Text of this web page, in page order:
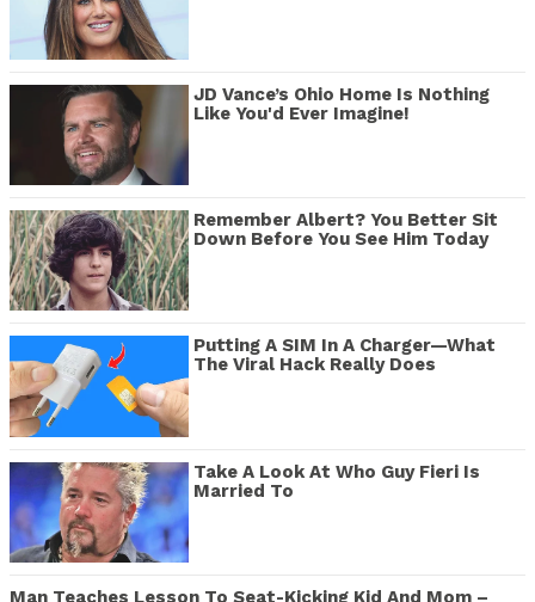
JD Vance’s Ohio Home Is Nothing
Like You'd Ever Imagine!
Remember Albert? You Better Sit
Down Before You See Him Today
Putting A SIM In A Charger—What
The Viral Hack Really Does
Take A Look At Who Guy Fieri Is
Married To
Man Teaches Lesson To Seat-Kicking Kid And Mom –